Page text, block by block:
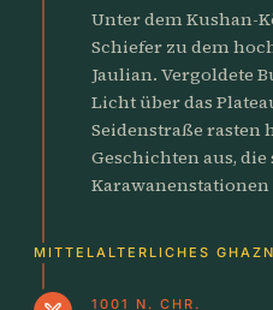
Unter dem Kushan-
Schiefer zu dem
Jaulian. Vergoldete
Licht über das
Seidenstraße rasten
Geschichten aus,
MITTELALTERLICHES
1001 N. CHR.